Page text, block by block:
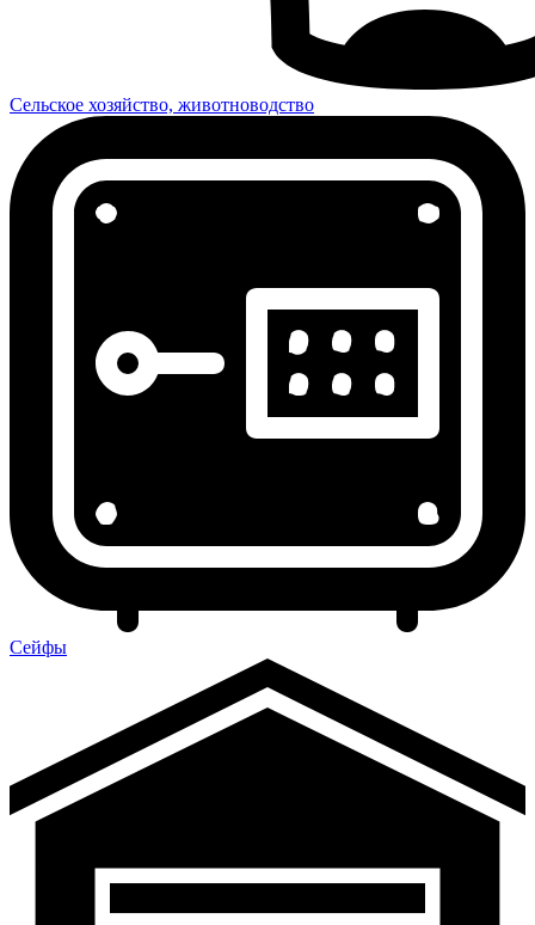
Сельское хозяйство, животноводство
Сейфы